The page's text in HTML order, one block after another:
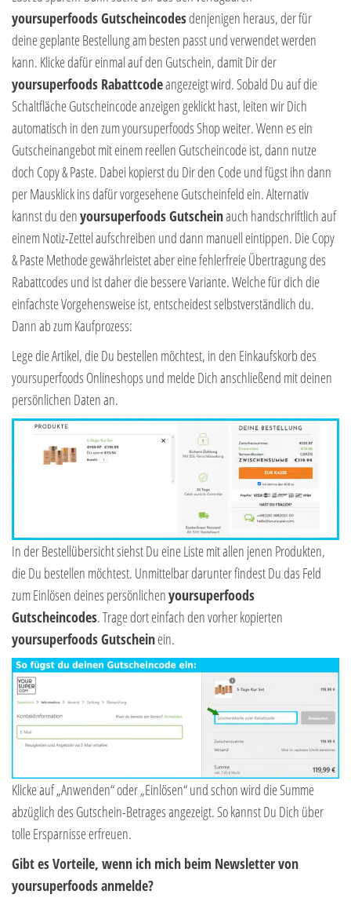
yoursuperfoods Gutscheincodesdenjenigen heraus, der für
deine geplante Bestellung am besten passt und verwendet werden
kann. Klicke dafür einmal auf den Gutschein, damit Dir der
yoursuperfoods Rabattcodeangezeigt wird. Sobald Du auf die
Schaltfläche Gutscheincode anzeigen geklickt hast, leiten wir Dich
automatisch in den zum yoursuperfoods Shop weiter. Wenn es ein
Gutscheinangebot mit einem reellen Gutscheincode ist, dann nutze
doch Copy & Paste. Dabei kopierst du Dir den Code und fügst ihn dann
per Mausklick ins dafür vorgesehene Gutscheinfeld ein. Alternativ
kannst du denyoursuperfoods Gutscheinauch handschriftlich auf
einem Notiz-Zettel aufschreiben und dann manuell eintippen. Die Copy
& Paste Methode gewährleistet aber eine fehlerfreie Übertragung des
Rabattcodes und ist daher die bessere Variante. Welche für dich die
einfachste Vorgehensweise ist, entscheidest selbstverständlich du.
Dann ab zum Kaufprozess:
Lege die Artikel, die Du bestellen möchtest, in den Einkaufskorb des
yoursuperfoods Onlineshops und melde Dich anschließend mit deinen
persönlichen Daten an.
In der Bestellübersicht siehst Du eine Liste mit allen jenen Produkten,
die Du bestellen möchtest. Unmittelbar darunter findest Du das Feld
zum Einlösen deines persönlichenyoursuperfoods
Gutscheincodes. Trage dort einfach den vorher kopierten
yoursuperfoods Gutscheinein.
Klicke auf „Anwenden“ oder „Einlösen“ und schon wird die Summe
abzüglich des Gutschein-Betrages angezeigt. So kannst Du Dich über
tolle Ersparnisse erfreuen.
Gibt es Vorteile, wenn ich mich beim Newsletter von
yoursuperfoods anmelde?